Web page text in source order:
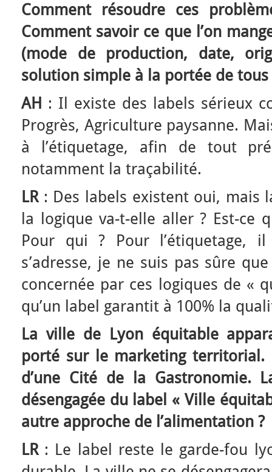
Comment résoudre ces
Comment savoir ce que l’on
(mode de production, date,
solution simple à la portée de tous
AH : Il existe des labels sérieux
Progrès, Agriculture paysanne.
à l’étiquetage, afin de tout
notamment la traçabilité.
LR: Des labels existent oui, mais
la logique va-t-elle aller ? Est-ce
Pour qui ? Pour l’étiquetage,
s’adresse, je ne suis pas sûre
concernée par ces logiques de «
qu’un label garantit à 100% la
La ville de Lyon équitable
porté sur le marketing territorial.
d’une Cité de la Gastronomie.
désengagée du label « Ville
autre approche de l’alimentation ?
LR: Le label reste le garde-fou